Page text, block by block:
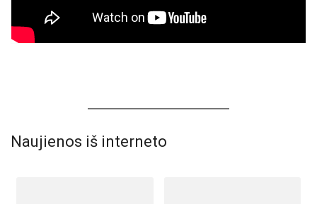
Naujienos iš interneto